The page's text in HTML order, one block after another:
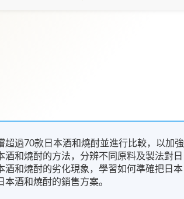
過70款日本酒和燒酎並進行比較，以加強
和燒酎的方法，分辨不同原料及製法對日
和燒酎的劣化現象，學習如何準確把日本
酒和燒酎的銷售方案。